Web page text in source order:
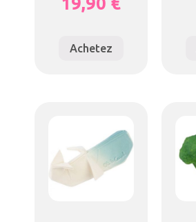
Achetez